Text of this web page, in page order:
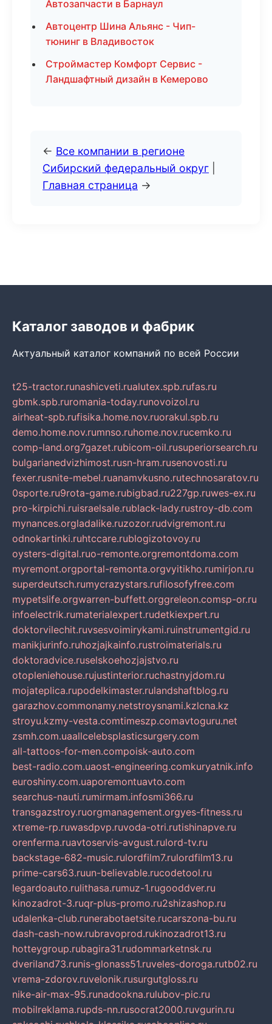
Автозапчасти в Барнаул
Автоцентр Шина Альянс - Чип-
тюнинг в Владивосток
Строймастер Комфорт Сервис -
Ландшафтный дизайн в Кемерово
← Все компании в регионе
Сибирский федеральный округ
Главная страница →
Каталог заводов и фабрик
Актуальный каталог компаний по всей России
t25-tractor.runashicveti.rualutex.spb.rufas.ru
gbmk.spb.ruromania-today.runovoizol.ru
airheat-spb.rufisika.home.nov.ruorakul.spb.ru
demo.home.nov.rumnso.ruhome.nov.rucemko.ru
comp-land.org7gazet.rubicom-oil.rusuperiorsearch.ru
bulgarianedvizhimost.rusn-hram.rusenovosti.ru
fexer.rusnite-mebel.ruanamvkusno.rutechnosaratov.ru
0sporte.ru9rota-game.rubigbad.ru227gp.ruwes-ex.ru
pro-kirpichi.ruisraelsale.rublack-lady.rustroy-db.com
mynances.orgladalike.ruzozor.rudvigremont.ru
odnokartinki.ruhtccare.rublogizotovoy.ru
oysters-digital.ruo-remonte.orgremontdoma.com
myremont.orgportal-remonta.orgvyitikho.rumirjon.ru
superdeutsch.rumycrazystars.rufilosofyfree.com
mypetslife.orgwarren-buffett.orggreleon.comsp-or.ru
infoelectrik.rumaterialexpert.rudetkiexpert.ru
doktorvilechit.ruvsesvoimirykami.ruinstrumentgid.ru
manikjurinfo.ruhozjajkainfo.rustroimaterials.ru
doktoradvice.ruselskoehozjajstvo.ru
otopleniehouse.rujustinterior.ruchastnyjdom.ru
mojateplica.rupodelkimaster.rulandshaftblog.ru
garazhov.commonamy.netstroysnami.kzlcna.kz
stroyu.kzmy-vesta.comtimeszp.comavtoguru.net
zsmh.com.uaallcelebsplasticsurgery.com
all-tattoos-for-men.compoisk-auto.com
best-radio.com.uaost-engineering.comkuryatnik.info
euroshiny.com.uaporemontuavto.com
searchus-nauti.rumirmam.infosmi366.ru
transgazstroy.ruorgmanagement.orgyes-fitness.ru
xtreme-rp.ruwasdpvp.ruvoda-otri.rutishinapve.ru
orenferma.ruavtoservis-avgust.rulord-tv.ru
backstage-682-music.rulordfilm7.rulordfilm13.ru
prime-cars63.ruun-believable.rucodetool.ru
legardoauto.rulithasa.rumuz-1.rugooddver.ru
kinozadrot-3.ruqr-plus-promo.ru2shizashop.ru
udalenka-club.runerabotaetsite.rucarszona-bu.ru
dash-cash-now.rubravoprod.rukinozadrot13.ru
hotteygroup.rubagira31.rudommarketnsk.ru
dveriland73.runis-glonass51.ruveles-doroga.rutb02.ru
vrema-zdorov.ruvelonik.rusurgutgloss.ru
nike-air-max-95.runadookna.rulubov-pic.ru
mobilreklama.rupds-nn.rusocrat2000.ruvgurin.ru